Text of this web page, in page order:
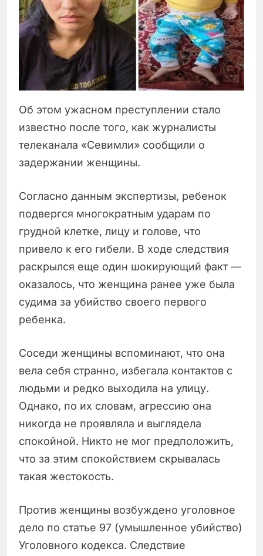
Об этом ужасном преступлении стало
известно после того, как журналисты
телеканала «Севимли» сообщили о
задержании женщины.
Согласно данным экспертизы, ребенок
подвергся многократным ударам по
грудной клетке, лицу и голове, что
привело к его гибели. В ходе следствия
раскрылся еще один шокирующий факт —
оказалось, что женщина ранее уже была
судима за убийство своего первого
ребенка.
Соседи женщины вспоминают, что она
вела себя странно, избегала контактов с
людьми и редко выходила на улицу.
Однако, по их словам, агрессию она
никогда не проявляла и выглядела
спокойной. Никто не мог предположить,
что за этим спокойствием скрывалась
такая жестокость.
Против женщины возбуждено уголовное
дело по статье 97 (умышленное убийство)
Уголовного кодекса. Следствие